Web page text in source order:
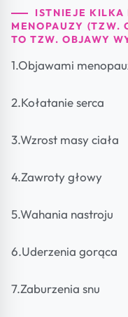
ISTNIEJE KILKA
MENOPAUZY (TZW.
TO TZW. OBJAWY
1.Objawami
2.Kołatanie serca
3.Wzrost masy ciała
4.Zawroty głowy
5.Wahania nastroju
6.Uderzenia gorąca
7.Zaburzenia snu